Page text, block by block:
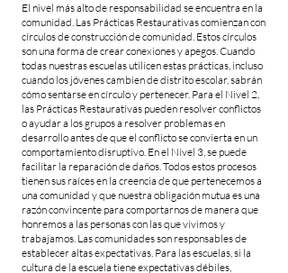
El nivel más alto de responsabilidad se encuentra en la
comunidad. Las Prácticas Restaurativas comienzan con
círculos de construcción de comunidad. Estos círculos
son una forma de crear conexiones y apegos. Cuando
todas nuestras escuelas utilicen estas prácticas, incluso
cuando los jóvenes cambien de distrito escolar, sabrán
cómo sentarse en círculo y pertenecer. Para el Nivel 2,
las Prácticas Restaurativas pueden resolver conflictos
o ayudar a los grupos a resolver problemas en
desarrollo antes de que el conflicto se convierta en un
comportamiento disruptivo. En el Nivel 3, se puede
facilitar la reparación de daños. Todos estos procesos
tienen sus raíces en la creencia de que pertenecemos a
una comunidad y que nuestra obligación mutua es una
razón convincente para comportarnos de manera que
honremos a las personas con las que vivimos y
trabajamos. Las comunidades son responsables de
establecer altas expectativas. Para las escuelas, si la
cultura de la escuela tiene expectativas débiles,